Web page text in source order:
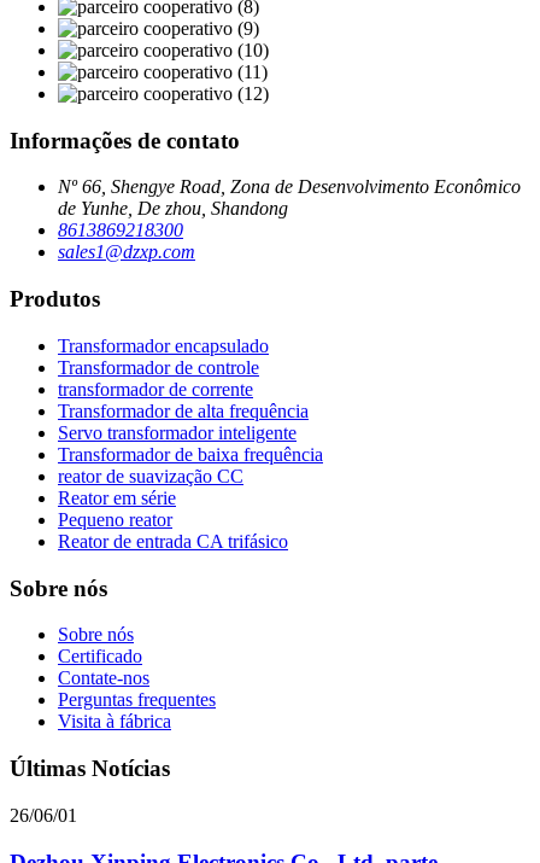
Informações de contato
Nº 66, Shengye Road, Zona de Desenvolvimento Econômico
de Yunhe, De zhou, Shandong
8613869218300
sales1@dzxp.com
Produtos
Transformador encapsulado
Transformador de controle
transformador de corrente
Transformador de alta frequência
Servo transformador inteligente
Transformador de baixa frequência
reator de suavização CC
Reator em série
Pequeno reator
Reator de entrada CA trifásico
Sobre nós
Sobre nós
Certificado
Contate-nos
Perguntas frequentes
Visita à fábrica
Últimas Notícias
26/06/01